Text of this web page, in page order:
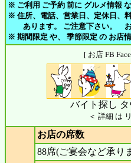
※ ご利用 ご予約 前に グルメ情報
※ 住所、電話、営業日、定休日、
あります。 ご注意下さい。 お
※ 期間限定 や、 季節限定 の お店
[ お店 FB
バイト探し
＜ 詳細 は
お店の席数
88席(ご宴会など承り